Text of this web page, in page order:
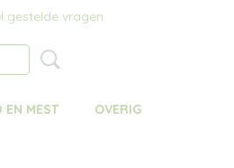
gestelde vragen
EN MEST OVERIG